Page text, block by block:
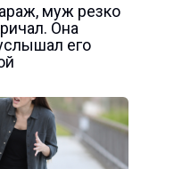
муж резко
Она
его